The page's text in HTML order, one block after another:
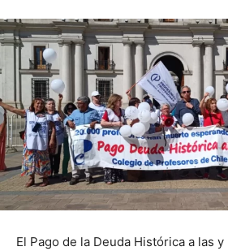
El Pago de la Deuda Histórica a las